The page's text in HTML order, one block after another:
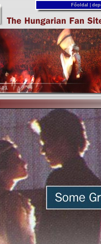
Főoldal